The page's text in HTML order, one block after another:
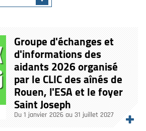
Groupe d'échanges et
d'informations des
aidants 2026 organisé
par le CLIC des aînés de
Rouen, l'ESA et le foyer
Saint Joseph
Du 1 janvier 2026 au 31 juillet 2027